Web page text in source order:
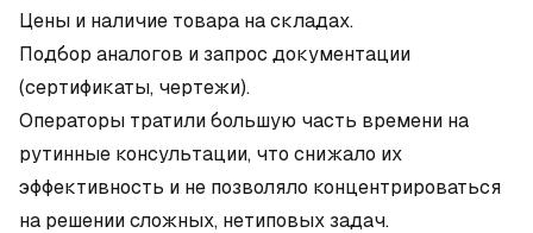
Цены и наличие товара на складах.
Подбор аналогов и запрос документации
(сертификаты, чертежи).
Операторы тратили большую часть времени на
рутинные консультации, что снижало их
эффективность и не позволяло концентрироваться
на решении сложных, нетиповых задач.